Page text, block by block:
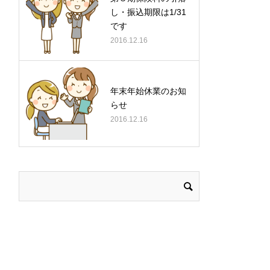
し・振込期限は1/31
です
2016.12.16
年末年始休業のお知
らせ
2016.12.16